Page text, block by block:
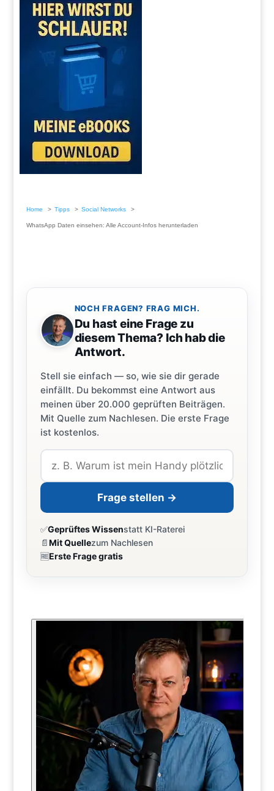
Home Tipps Social Networks
WhatsApp Daten einsehen: Alle Account-Infos herunterladen
NOCH FRAGEN? FRAG MICH.
Du hast eine Frage zu
diesem Thema? Ich hab die
Antwort.
Stell sie einfach — so, wie sie dir gerade
einfällt. Du bekommst eine Antwort aus
meinen über 20.000 geprüften Beiträgen.
Mit Quelle zum Nachlesen. Die erste Frage
ist kostenlos.
Frage stellen →
✅Geprüftes Wissenstatt KI-Raterei
📄Mit Quellezum Nachlesen
🆓Erste Frage gratis